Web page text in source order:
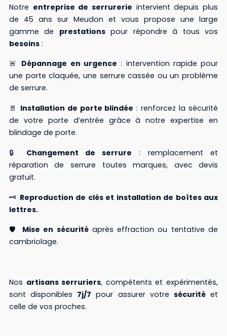
Notre entreprise de serrurerie intervient depuis plus
de 45 ans sur Meudon et vous propose une large
gamme de prestationspour répondre à tous vos
besoins:
🚨 Dépannage en urgence : intervention rapide pour
une porte claquée, une serrure cassée ou un problème
de serrure.
🚪 Installation de porte blindée : renforcez la sécurité
de votre porte d’entrée grâce à notre expertise en
blindage de porte.
🔒 Changement de serrure : remplacement et
réparation de serrure toutes marques, avec devis
gratuit.
🗝️ Reproduction de clés et installation de boîtes aux
lettres.
🛡️ Mise en sécuritéaprès effraction ou tentative de
cambriolage.
Nos artisans serruriers, compétents et expérimentés,
sont disponibles 7j/7 pour assurer votre sécuritéet
celle de vos proches.